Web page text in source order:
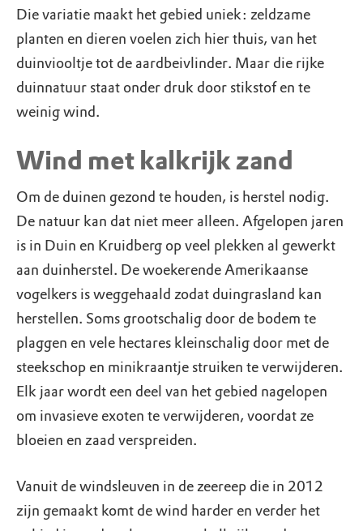
Die variatie maakt het gebied uniek: zeldzame
planten en dieren voelen zich hier thuis, van het
duinviooltje tot de aardbeivlinder. Maar die rijke
duinnatuur staat onder druk door stikstof en te
weinig wind.
Wind met kalkrijk zand
Om de duinen gezond te houden, is herstel nodig.
De natuur kan dat niet meer alleen. Afgelopen jaren
is in Duin en Kruidberg op veel plekken al gewerkt
aan duinherstel. De woekerende Amerikaanse
vogelkers is weggehaald zodat duingrasland kan
herstellen. Soms grootschalig door de bodem te
plaggen en vele hectares kleinschalig door met de
steekschop en minikraantje struiken te verwijderen.
Elk jaar wordt een deel van het gebied nagelopen
om invasieve exoten te verwijderen, voordat ze
bloeien en zaad verspreiden.
Vanuit de windsleuven in de zeereep die in 2012
zijn gemaakt komt de wind harder en verder het